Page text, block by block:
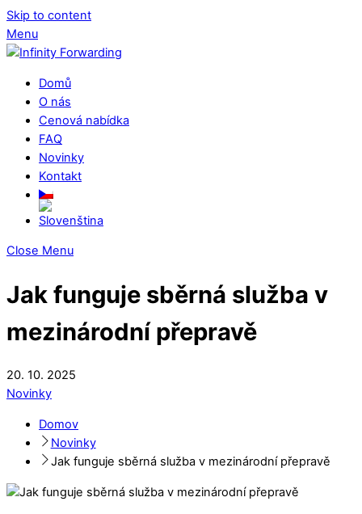
Skip to content
Menu
Domů
O nás
Cenová nabídka
FAQ
Novinky
Kontakt
Close Menu
Jak funguje sběrná služba v
mezinárodní přepravě
20. 10. 2025
Novinky
Domov
Novinky
Jak funguje sběrná služba v mezinárodní přepravě